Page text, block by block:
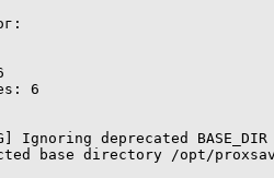
6
Ignoring deprecated
base directory /opt/